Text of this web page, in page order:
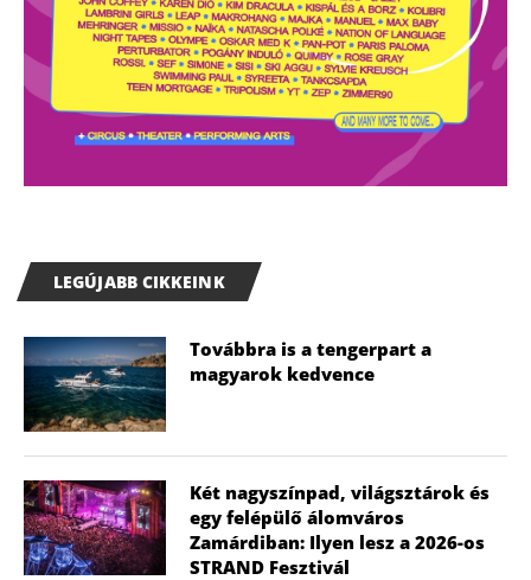
LEGÚJABB CIKKEINK
Továbbra is a tengerpart a
magyarok kedvence
Két nagyszínpad, világsztárok és
egy felépülő álomváros
Zamárdiban: Ilyen lesz a 2026-os
STRAND Fesztivál